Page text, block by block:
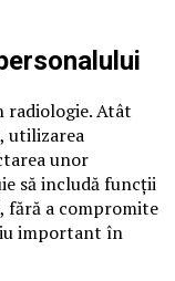
radiologie. Atât
utilizarea
unor
să includă funcții
fără a compromite
important în